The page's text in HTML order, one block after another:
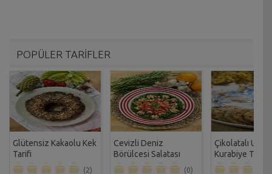
POPÜLER TARİFLER
Glütensiz Kakaolu Kek
Tarifi
(2)
Cevizli Deniz
Börülcesi Salatası
Tarifi
(0)
Çikolatalı
Kurabiye Tarifi